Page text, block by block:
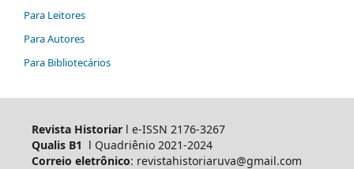
Para Leitores
Para Autores
Para Bibliotecários
Revista Historiar l e-ISSN 2176-3267
Qualis B1 l Quadriênio 2021-2024
Correio eletrônico: revistahistoriaruva@gmail.com